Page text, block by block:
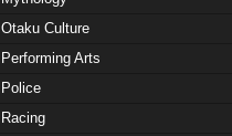
Otaku Culture
Performing Arts
Police
Racing